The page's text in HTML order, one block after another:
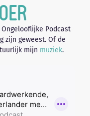
Podcast
zijn geweest. Of de
mijn muziek.